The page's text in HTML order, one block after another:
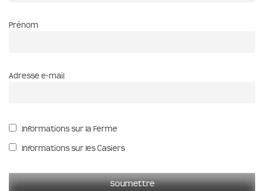
Prénom
Adresse e-mail
Informations sur la Ferme
Informations sur les Casiers